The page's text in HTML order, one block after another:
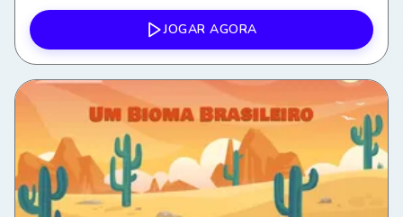
língua portuguesa em situações comunicativas do
cotidiano. Favorecer a interação social e a construção de
vínculos por meio da comunicação em Português como
Língua de Acolhimento (PLAc).
JOGAR AGORA